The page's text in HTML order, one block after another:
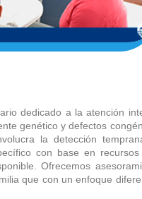
dedicado a la atención
genético y defectos
la detección
con base en
Ofrecemos
que con un enfoque